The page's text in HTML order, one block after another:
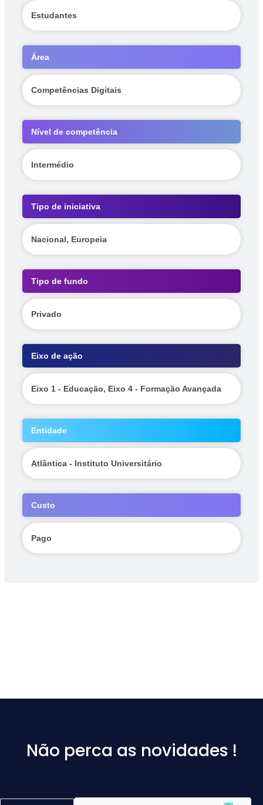
Estudantes
Área
Competências Digitais
Nível de competência
Intermédio
Tipo de iniciativa
Nacional, Europeia
Tipo de fundo
Privado
Eixo de ação
Eixo 1 - Educação, Eixo 4 - Formação Avançada
Entidade
Atlântica - Instituto Universitário
Custo
Pago
Não perca as novidades !